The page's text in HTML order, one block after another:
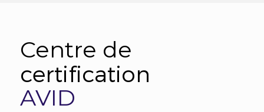
Centre de
certification
AVID